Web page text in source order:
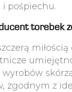
pośpiechu.
torebek
z